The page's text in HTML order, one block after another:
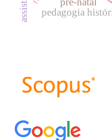
pedagogia